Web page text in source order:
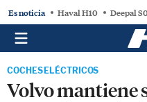
Es noticia Haval H10 Deepal
COCHES ELÉCTRICOS
Volvo mantiene